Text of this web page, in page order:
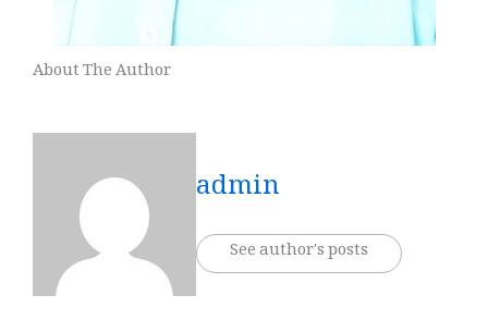
About The Author
admin
See author's posts